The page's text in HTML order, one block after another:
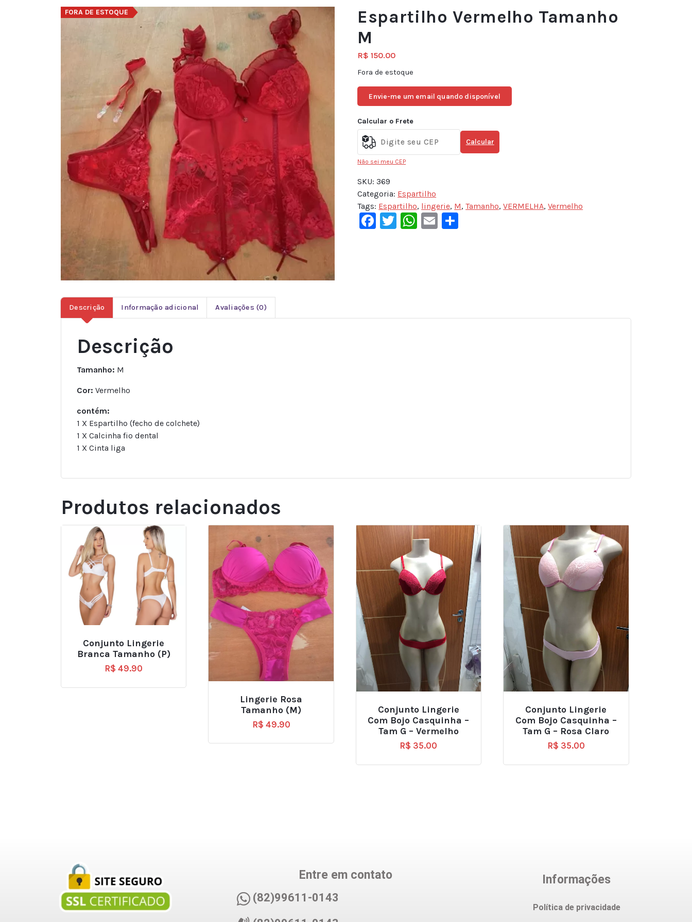
FORA DE ESTOQUE
Espartilho Vermelho Tamanho
M
R$ 150.00
Fora de estoque
Envie-me um email quando disponível
Calcular o Frete
Calcular
Não sei meu CEP
SKU:369
Categoria: Espartilho
Tags: Espartilho, lingerie, M,Tamanho,VERMELHA,Vermelho
Facebook
Twitter
WhatsApp
Email
Descrição Informação adicional Avaliações (0)
Descrição
Tamanho: M
Cor: Vermelho
contém:
1 X Espartilho (fecho de colchete)
1 X Calcinha fio dental
1 X Cinta liga
Produtos relacionados
Conjunto Lingerie
Branca Tamanho (P)
R$ 49.90
Lingerie Rosa
Tamanho (M)
R$ 49.90
Conjunto Lingerie
Com Bojo Casquinha –
Tam G – Vermelho
R$ 35.00
Conjunto Lingerie
Com Bojo Casquinha –
Tam G – Rosa Claro
R$ 35.00
Entre em contato
(82)99611-0143
Informações
Política de privacidade